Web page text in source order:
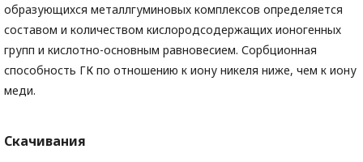
образующихся металлгуминовых комплексов определяется
составом и количеством кислородсодержащих ионогенных
групп и кислотно-основным равновесием. Сорбционная
способность ГК по отношению к иону никеля ниже, чем к иону
меди.
Скачивания